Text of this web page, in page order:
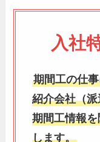
入社
期間工の仕
紹介会社（
期間工情報
します。